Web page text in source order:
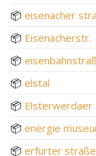
📦 eisenacher
📦 Eisenacherstr.
📦
📦 elstal
📦 Elsterwerdaer
📦 energie
📦 erfurter straße